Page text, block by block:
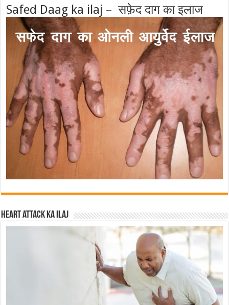
Safed Daag ka ilaj – सफ़ेद दाग का इलाज
Heart attack ka ilaj